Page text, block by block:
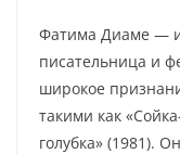
Фатима Диаме —
писательница и
широкое
такими как
голубка» (1981).